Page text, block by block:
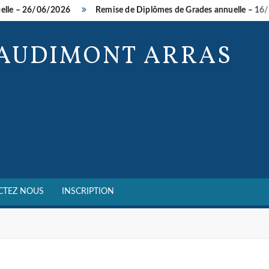
– 26/06/2026 Remise de Diplômes de Grades annuelle – 16/
ARRAS
NOUS INSCRIPTION